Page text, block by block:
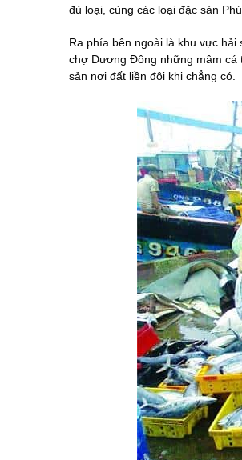
đủ loại, cùng các loại đặc sản
Ra phía bên ngoài là khu vực
chợ Dương Đông những mâm cá
sản nơi đất liền đôi khi chẳng có.